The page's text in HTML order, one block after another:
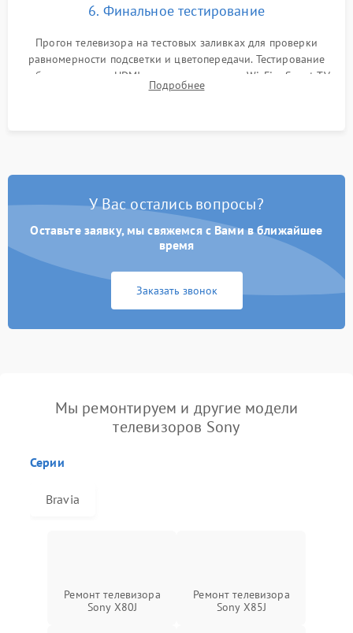
6. Финальное тестирование
Прогон телевизора на тестовых заливках для проверки
равномерности подсветки и цветопередачи. Тестирование
работы разъемов HDMI, динамиков, модуля Wi-Fi и Smart TV
в рабочем режиме в течение нескольких часов.
Подробнее
У Вас остались вопросы?
Оставьте заявку, мы свяжемся с Вами в ближайшее
время
Заказать звонок
Мы ремонтируем и другие модели
телевизоров Sony
Серии
Bravia
Ремонт телевизора
Sony X80J
Ремонт телевизора
Sony X85J